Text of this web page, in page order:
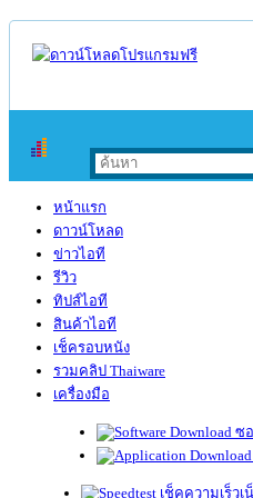
หน้าแรก
ดาวน์โหลด
ข่าวไอที
รีวิว
ทิปส์ไอที
สินค้าไอที
เช็ครอบหนัง
รวมคลิป Thaiware
เครื่องมือ
ซ
เช็คความเร็วเ